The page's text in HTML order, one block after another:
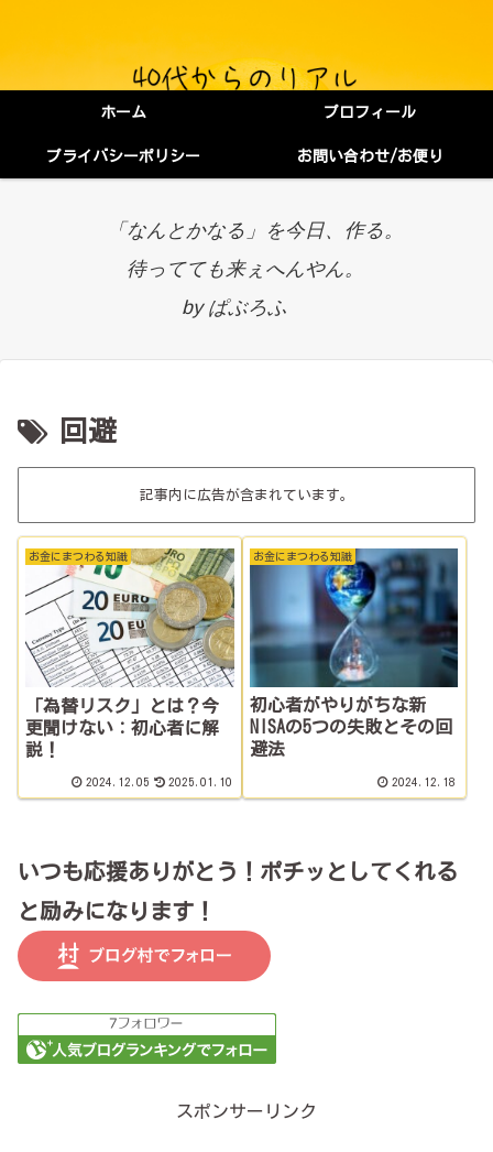
ホーム プロフィール
プライバシーポリシー お問い合わせ/お便り
「なんとかなる」を今日、作る。
待ってても来ぇへんやん。
by ぱぶろふ
回避
記事内に広告が含まれています。
お金にまつわる知識
「為替リスク」とは？今
更聞けない：初心者に解
説！
2024.12.05 2025.01.10
お金にまつわる知識
初心者がやりがちな新
NISAの5つの失敗とその回
避法
2024.12.18
いつも応援ありがとう！ポチッとしてくれる
と励みになります！
スポンサーリンク